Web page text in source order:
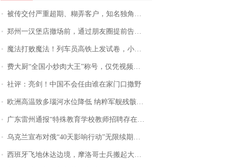
被传交付严重超期、糊弄客户，知名独角兽车企创始人回应：都没证据，将依法采取措施，“本人长期与美国交管局保持沟通，对方表示肯定”
郑州一汉堡店撤场前，通过朋友圈提前告知逐一退费，有顾客仅剩1元也全被退回，分文不少；顾客：言而有信，让人感动
魔法打败魔法！列车员高铁上发试卷，小朋友一秒静音，12306回应：列车员个人行为，不是铁路规定
费大厨“全国小炒肉大王”称号，仅凭视频评出？中国烹饪协会回应
社评：亮剑！中国不会任由谁在家门口撒野
欧洲高温致多瑙河水位降低 纳粹军舰残骸重见天日
广东雷州通报“特殊教育学校教师招聘存在违规行为”：已启动问责程序 副校长被停职
乌克兰宣布对俄“40天影响行动”无限续期，7月两国对轰数据均创纪录
西班牙飞地休达边境，摩洛哥士兵搬起大石块投向移民引争议，此前一天内数万人从摩洛哥涌入西班牙